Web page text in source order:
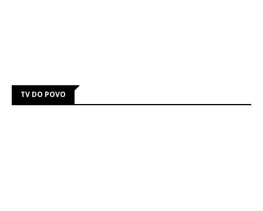
TV DO POVO